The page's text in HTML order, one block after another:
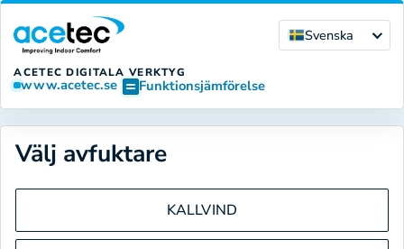
ACETEC DIGITALA VERKTYG
www.acetec.se Funktionsjämförelse
Svenska
Välj avfuktare
KALLVIND